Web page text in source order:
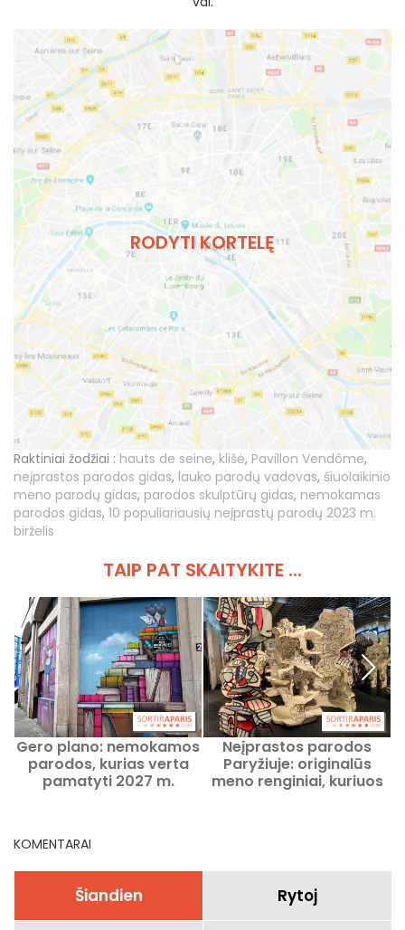
RODYTI KORTELĘ
Raktiniai žodžiai : hauts de seine, klišė, Pavillon Vendôme,
neįprastos parodos gidas, lauko parodų vadovas, šiuolaikinio
meno parodų gidas, parodos skulptūrų gidas, nemokamas
parodos gidas, 10 populiariausių neįprastų parodų 2023 m.
birželis
TAIP PAT SKAITYKITE ...
Gero plano: nemokamos
parodos, kurias verta
pamatyti 2027 m.
Neįprastos parodos
Paryžiuje: originalūs
meno renginiai, kuriuos
KOMENTARAI
Šiandien Rytoj